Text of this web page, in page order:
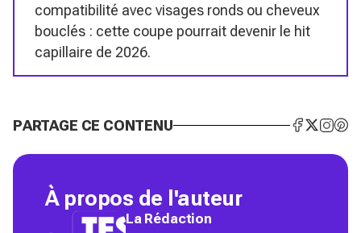
compatibilité avec visages ronds ou cheveux
bouclés : cette coupe pourrait devenir le hit
capillaire de 2026.
PARTAGE CE CONTENU
À propos de l'auteur
La Rédaction